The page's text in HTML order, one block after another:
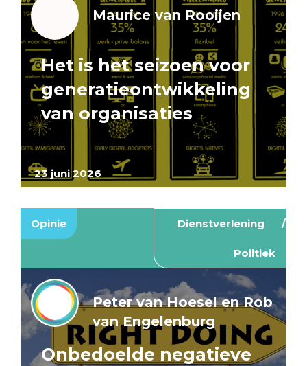
23 juni 2026
Maurice van Rooijen
Het is het seizoen voor
generatieontwikkeling
van organisaties
Opinie Dienstverlening
Politiek
Peter van Hoesel en Rob
van Engelenburg
Onbedoelde negatieve